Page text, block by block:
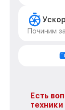
Починим
Есть
техники